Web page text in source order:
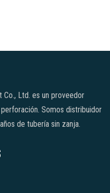
Co., Ltd. es un proveedor
Somos distribuidor
de tubería sin zanja.